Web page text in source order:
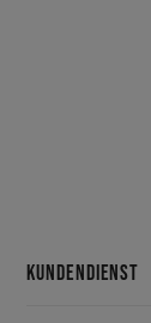
KUNDENDIENST